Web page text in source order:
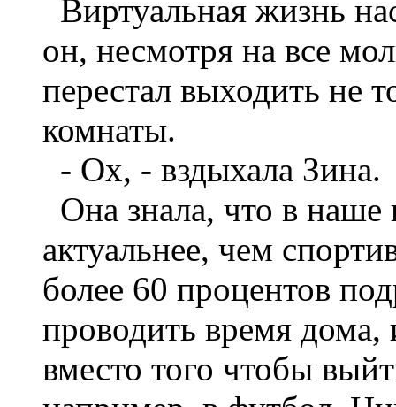
Виртуальная жизнь
он, несмотря на все
перестал выходить не
комнаты.
- Ох, - вздыхала Зина.
Она знала, что в
актуальнее, чем
более 60 процентов
проводить время
вместо того чтобы